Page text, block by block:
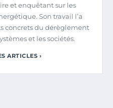
et enquêtant sur les
Son travail l’a
concrets du dérèglement
et les sociétés.
ARTICLES ›